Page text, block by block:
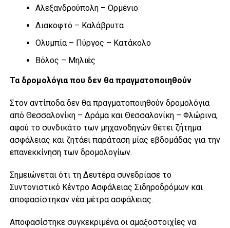
Αλεξανδρούπολη – Ορμένιο
Διακοφτό – Καλάβρυτα
Ολυμπία – Πύργος – Κατάκολο
Βόλος – Μηλιές
Τα δρομολόγια που δεν θα πραγματοποιηθούν
Στον αντίποδα δεν θα πραγματοποιηθούν δρομολόγια
από Θεσσαλονίκη – Δράμα και Θεσσαλονίκη – Φλώρινα,
αφού το συνδικάτο των μηχανοδηγών θέτει ζήτημα
ασφάλειας και ζητάει παράταση μίας εβδομάδας για την
επανεκκίνηση των δρομολογίων.
Σημειώνεται ότι τη Δευτέρα συνεδρίασε το
Συντονιστικό Κέντρο Ασφάλειας Σιδηροδρόμων και
αποφασίστηκαν νέα μέτρα ασφάλειας.
Αποφασίστηκε συγκεκριμένα οι αμαξοστοιχίες να